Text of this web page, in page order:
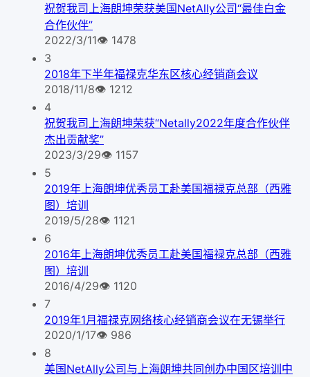
祝贺我司上海朗坤荣获美国NetAlly公司“最佳白金
合作伙伴”
2022/3/11👁 1478
3
2018年下半年福禄克华东区核心经销商会议
2018/11/8👁 1212
4
祝贺我司上海朗坤荣获“Netally2022年度合作伙伴
杰出贡献奖”
2023/3/29👁 1157
5
2019年上海朗坤优秀员工赴美国福禄克总部（西雅
图）培训
2019/5/28👁 1121
6
2016年上海朗坤优秀员工赴美国福禄克总部（西雅
图）培训
2016/4/29👁 1120
7
2019年1月福禄克网络核心经销商会议在无锡举行
2020/1/17👁 986
8
美国NetAlly公司与上海朗坤共同创办中国区培训中